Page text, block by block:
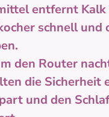
entfernt Kalk
schnell und
den Router
die Sicherheit
und den Schlaf